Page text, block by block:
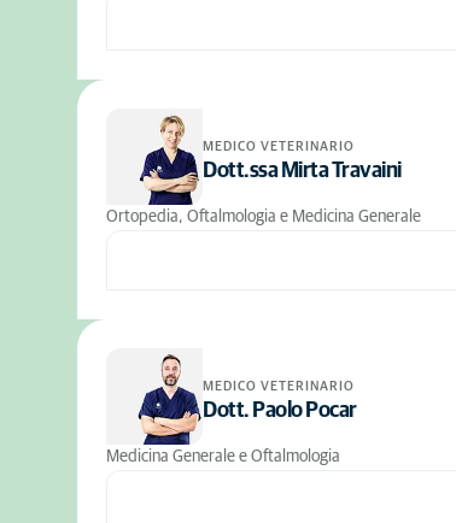
MEDICO VETERINARIO
Dott.ssa Mirta Travaini
Ortopedia, Oftalmologia e Medicina Generale
MEDICO VETERINARIO
Dott. Paolo Pocar
Medicina Generale e Oftalmologia